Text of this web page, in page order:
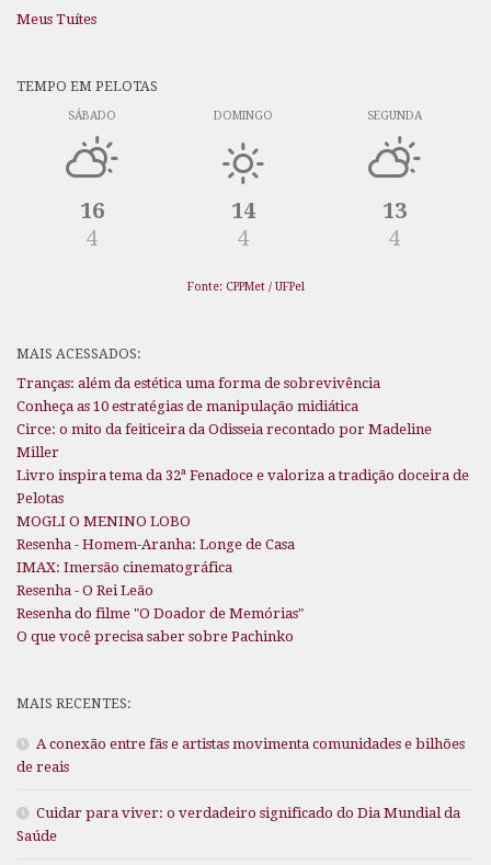
Meus Tuítes
TEMPO EM PELOTAS
SÁBADO
16
4
DOMINGO
14
4
SEGUNDA
13
4
Fonte: CPPMet / UFPel
MAIS ACESSADOS:
Tranças: além da estética uma forma de sobrevivência
Conheça as 10 estratégias de manipulação midiática
Circe: o mito da feiticeira da Odisseia recontado por Madeline
Miller
Livro inspira tema da 32ª Fenadoce e valoriza a tradição doceira de
Pelotas
MOGLI O MENINO LOBO
Resenha - Homem-Aranha: Longe de Casa
IMAX: Imersão cinematográfica
Resenha - O Rei Leão
Resenha do filme "O Doador de Memórias"
O que você precisa saber sobre Pachinko
MAIS RECENTES:
A conexão entre fãs e artistas movimenta comunidades e bilhões
de reais
Cuidar para viver: o verdadeiro significado do Dia Mundial da
Saúde